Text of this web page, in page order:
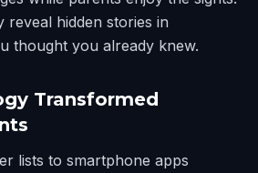
reveal hidden stories in
thought you already knew.
Transformed
lists to smartphone apps